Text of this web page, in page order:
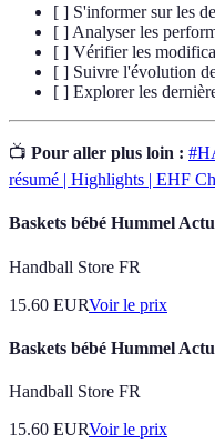
[ ] S'informer sur les
[ ] Analyser les
[ ] Vérifier les
[ ] Suivre l'évolution
[ ] Explorer les
📺 Pour aller plus loin :
résumé | Highlights | EHF
Baskets bébé Hummel
Handball Store FR
15.60 EURVoir le prix
Baskets bébé Hummel
Handball Store FR
15.60 EURVoir le prix